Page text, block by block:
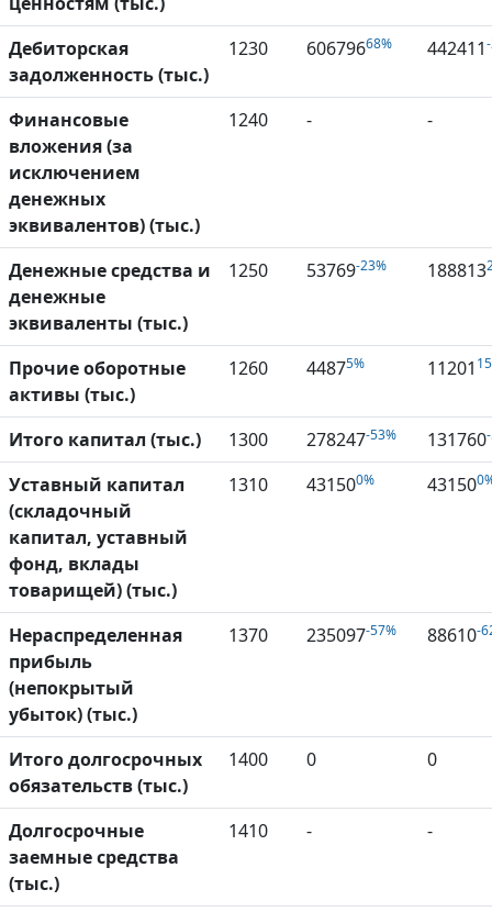
Дебиторская
задолженность (тыс.)
1230 60679668% 442411
Финансовые
вложения (за
исключением
денежных
эквивалентов) (тыс.)
1240 - -
Денежные средства и
денежные
эквиваленты (тыс.)
1250 53769-23% 188813
Прочие оборотные
активы (тыс.)
1260 44875% 11201
Итого капитал (тыс.) 1300 278247-53% 131760
Уставный капитал
(складочный
капитал, уставный
фонд, вклады
товарищей) (тыс.)
1310 431500% 43150
Нераспределенная
прибыль
(непокрытый
убыток) (тыс.)
1370 235097-57% 88610-
Итого долгосрочных
обязательств (тыс.)
1400 0 0
Долгосрочные
заемные средства
(тыс.)
1410 - -